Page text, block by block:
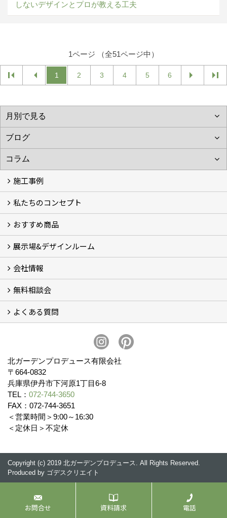
しないデザインとプロが教える工夫
1ページ （全51ページ中）
1 2 3 4 5 6
施工事例
施工事例
お客様の声 (46)
私たちのコンセプト
コンセプト
完成までの流れ
お庭のメンテナンスについて
おすすめ商品
オリジナル帆布のサイクルポート
NEW スマートサイクルポート
おしゃれな物置 (8)
門扉 (6)
ウッドフェンス (16)
アイアンの商品 (6)
ガーデニング雑貨 (3)
ガーデン書&ガーデンアート
こだわりのオリジナル商品 一覧
おすすめの植物 (29)
箱庭ガーデン
ポット苗
展示場&デザインルーム
展示場&デザインルーム
会社情報
会社概要
スタッフ紹介 (11)
ブログ
コラム
アクセス
求人募集
無料相談会
無料相談会
よくある質問
アフターサービス・アフターメンテナンスについて (3)
北ガーデンプロデュース有限会社
〒664-0832
兵庫県伊丹市下河原1丁目6-8
TEL： 072-744-3650
FAX：072-744-3651
＜営業時間＞9:00～16:30
＜定休日＞不定休
Copyright (c) 2019 北ガーデンプロデュース. All Rights Reserved.
Produced by ゴデスクリエイト
お問合せ 資料請求 電話